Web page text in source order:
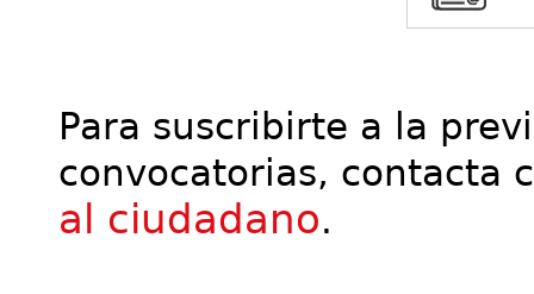
Para suscribirte a la
convocatorias, contacta
al ciudadano.